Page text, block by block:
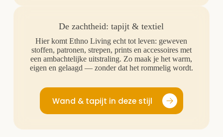
De zachtheid: tapijt & textiel
Hier komt Ethno Living echt tot leven: geweven
stoffen, patronen, strepen, prints en accessoires met
een ambachtelijke uitstraling. Zo maak je het warm,
eigen en gelaagd — zonder dat het rommelig wordt.
Wand & tapijt in deze stijl